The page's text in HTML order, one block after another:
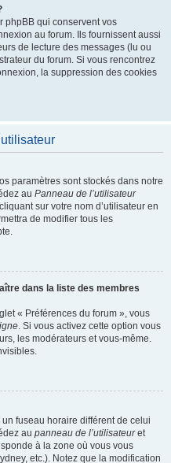
phpBB qui conservent vos
au forum. Ils fournissent aussi
de lecture des messages (lu ou
du forum. Si vous rencontrez
la suppression des cookies
paramètres sont stockés dans notre
au Panneau de l’utilisateur
sur votre nom d’utilisateur en
de modifier tous les
dans la liste des membres
« Préférences du forum », vous
. Si vous activez cette option vous
les modérateurs et vous-même.
un fuseau horaire différent de celui
au panneau de l’utilisateuret
à la zone où vous vous
etc.). Notez que la modification